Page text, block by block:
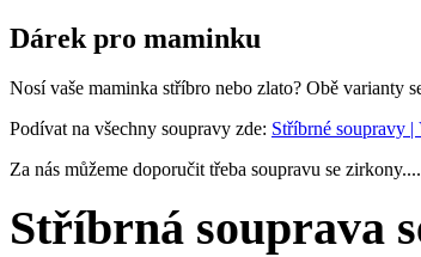
Dárek pro maminku
Nosí vaše maminka stříbro nebo zlato? Obě varianty
Podívat na všechny soupravy zde: Stříbrné soupravy
Za nás můžeme doporučit třeba soupravu se zirkony....
Stříbrná souprava